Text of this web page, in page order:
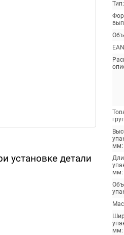
установке детали
Тип:
мм:
мм:
мм: